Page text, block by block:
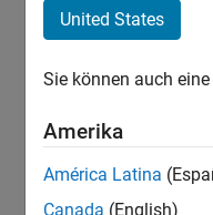
United States
Sie können auch
Amerika
América Latina
Canada (English)